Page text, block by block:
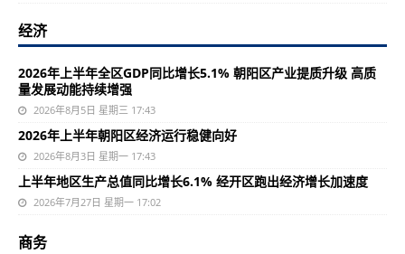
经济
2026年上半年全区GDP同比增长5.1% 朝阳区产业提质升级 高质
量发展动能持续增强
2026年8月5日 星期三 17:43
2026年上半年朝阳区经济运行稳健向好
2026年8月3日 星期一 17:43
上半年地区生产总值同比增长6.1% 经开区跑出经济增长加速度
2026年7月27日 星期一 17:02
商务